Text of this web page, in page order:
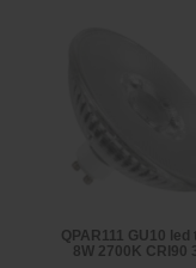
QPAR111 GU10 led
8W 2700K CRI90